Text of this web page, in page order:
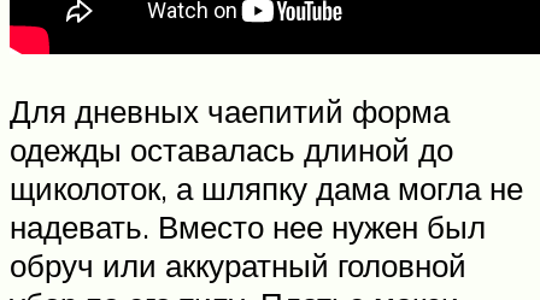
Для дневных чаепитий форма
одежды оставалась длиной до
щиколоток, а шляпку дама могла не
надевать. Вместо нее нужен был
обруч или аккуратный головной